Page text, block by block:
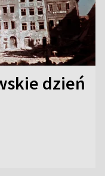
dzień